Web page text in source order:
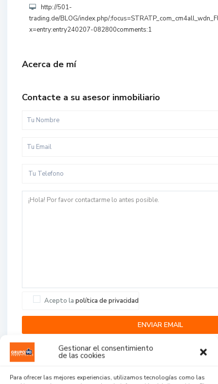
Gestionar el consentimiento
de las cookies
Para ofrecer las mejores experiencias, utilizamos tecnologías como las
http://501-
trading.de/BLOG/index.php/
x=entry:entry240207-082800comments:1
Acerca de mí
Contacte a su asesor inmobiliario
Acepto la política de privacidad